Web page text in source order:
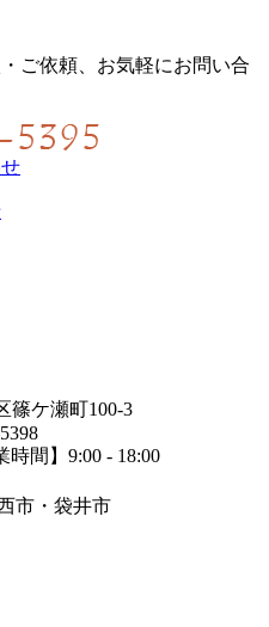
ご依頼、お気軽にお問い合
篠ケ瀬町100-3
間】9:00 - 18:00
市・袋井市